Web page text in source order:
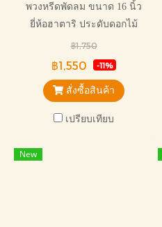
พวงหรีดพัดลม ขนาด 16 นิ้ว
ยี่ห้อฮาตาริ ประดับดอกไม้
ประดิษฐ์ สวยงาม
฿1,750
฿1,550 -11%
สั่งซื้อสินค้า
เปรียบเทียบ
New